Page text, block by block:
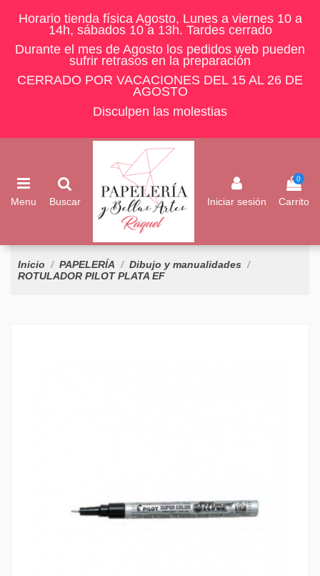
Horario tienda física Agosto, Lunes a viernes 10 a
14h, sábados 10 a 13h. Tardes cerrado
Durante el mes de Agosto los pedidos web pueden
sufrir retrasos en la preparación
CERRADO POR VACACIONES DEL 15 AL 26 DE
AGOSTO
Disculpen las molestias
Menu Buscar Iniciar sesión
0
Carrito
Inicio PAPELERÍA
Dibujo y manualidades
ROTULADOR PILOT PLATA EF